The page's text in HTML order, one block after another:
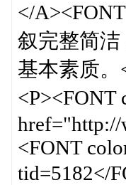
</
叙完整简洁
基本素质。
<P><FONT
href="http://
<FONT
tid=5182</